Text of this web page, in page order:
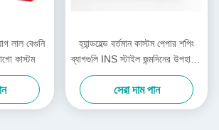
লাল বেগুনি
কাস্টম
হ্যান্ডহেল্ড বর্তমান কাস্টম পেপার শপিং
ব্যাগগুলি INS স্টাইল জন্মদিনের উপহারের
ব্যাগ
সেরা দাম পান